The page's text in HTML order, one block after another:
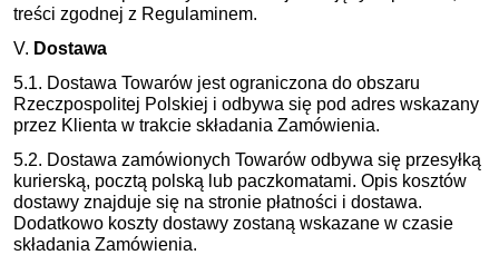
treści zgodnej z Regulaminem.
V. Dostawa
5.1. Dostawa Towarów jest ograniczona do obszaru
Rzeczpospolitej Polskiej i odbywa się pod adres wskazany
przez Klienta w trakcie składania Zamówienia.
5.2. Dostawa zamówionych Towarów odbywa się przesyłką
kurierską, pocztą polską lub paczkomatami. Opis kosztów
dostawy znajduje się na stronie płatności i dostawa.
Dodatkowo koszty dostawy zostaną wskazane w czasie
składania Zamówienia.